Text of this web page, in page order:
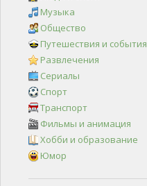
Музыка
Общество
Путешествия и события
Развлечения
Сериалы
Спорт
Транспорт
Фильмы и анимация
Хобби и образование
Юмор